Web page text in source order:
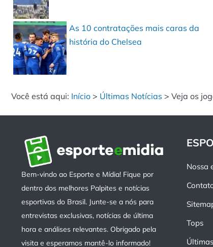
As 10 contratações mais caras da
história do Chelsea
Você está aqui: Início > Últimas Notícias > Veja os
Bem-vindo ao Esporte e Mídia! Fique por
dentro dos melhores Palpites e notícias
esportivas do Brasil. Junte-se a nós para
entrevistas exclusivas, notícias de última
hora e análises relevantes. Obrigado pela
visita e esperamos mantê-lo informado!
Nossa
Tops